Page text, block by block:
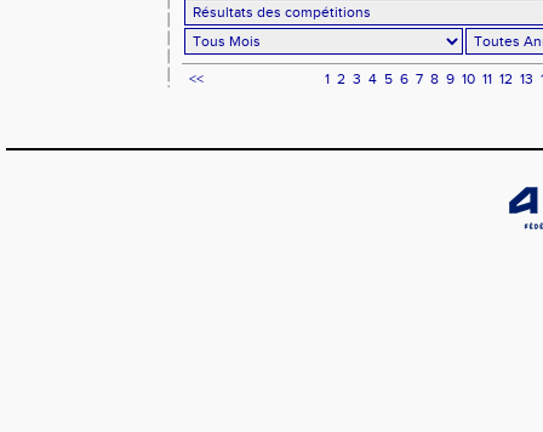
<< 1 2 3 4 5 6 7 8 9 10 11 12 13